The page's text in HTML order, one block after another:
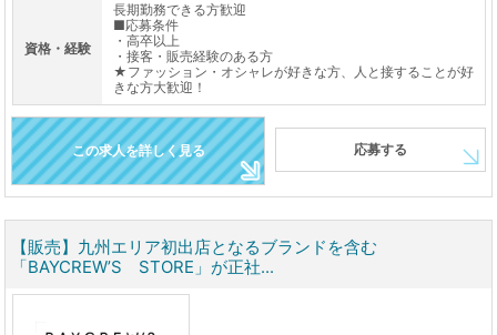
資格・経験
長期勤務できる方歓迎
■応募条件
・高卒以上
・接客・販売経験のある方
★ファッション・オシャレが好きな方、人と接することが好
きな方大歓迎！
この求人を詳しく見る 応募する
【販売】九州エリア初出店となるブランドを含む
「BAYCREW’S STORE」が正社...